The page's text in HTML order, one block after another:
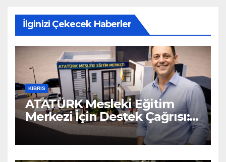
İlginizi Çekecek Haberler
KIBRIS
ATATÜRK Mesleki Eğitim
Merkezi İçin Destek Çağrısı:
“Geleceğe Açılan Kapıyı
Birlikte Tamamlayalım”